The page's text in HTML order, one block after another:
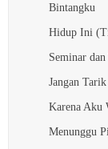
Bintangku
Hidup Ini
Seminar
Jangan
Karena Aku
Menunggu